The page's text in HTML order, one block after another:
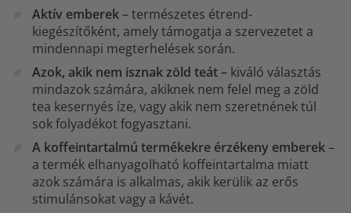
Aktív emberek– természetes étrend-
kiegészítőként, amely támogatja a szervezetet a
mindennapi megterhelések során.
Azok, akik nem isznak zöld teát – kiváló választás
mindazok számára, akiknek nem felel meg a zöld
tea kesernyés íze, vagy akik nem szeretnének túl
sok folyadékot fogyasztani.
A koffeintartalmú termékekre érzékeny emberek–
a termék elhanyagolható koffeintartalma miatt
azok számára is alkalmas, akik kerülik az erős
stimulánsokat vagy a kávét.